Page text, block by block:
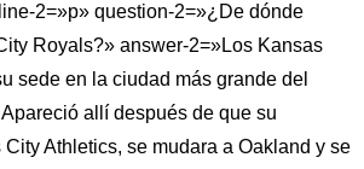
2=»p» question-2=»¿De dónde
Royals?» answer-2=»Los Kansas
sede en la ciudad más grande del
allí después de que su
Athletics, se mudara a Oakland y se